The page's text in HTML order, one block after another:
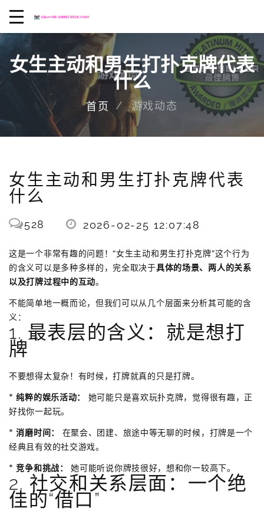
女生主动和男生打扑克牌代表
什么
首页 游戏动态
女生主动和男生打扑克牌代表
什么
528 2026-02-25 12:07:48
这是一个非常有趣的问题！“女生主动和男生打扑克牌”这个行为
的含义可以是多种多样的，完全取决于具体的场景、两人的关系
以及打牌过程中的互动。
不能简单地一概而论，但我们可以从几个层面来分析其可能的含
义：
1. 最表层的含义：就是想打
牌
不要想得太复杂！有时候，打牌就真的只是打牌。
*纯粹的娱乐活动：
她可能只是喜欢玩扑克牌，觉得很有趣，正
好找你一起玩。
*消磨时间：
在聚会、团建、旅途中等无聊的时候，打牌是一个
经典且有效的社交游戏。
*竞争和挑战： 她可能听说你牌技很好，想和你一较高下。
2. 社交和关系层面：一个绝
佳的“借口”